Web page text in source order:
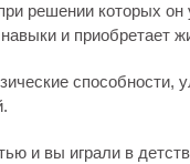
решении которых
и приобретает
способности,
и вы играли в